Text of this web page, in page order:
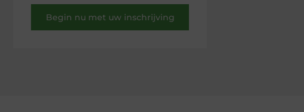
Begin nu met uw inschrijving